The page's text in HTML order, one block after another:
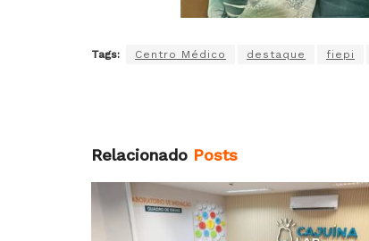
Tags: Centro Médico destaque fiepi
Relacionado Posts